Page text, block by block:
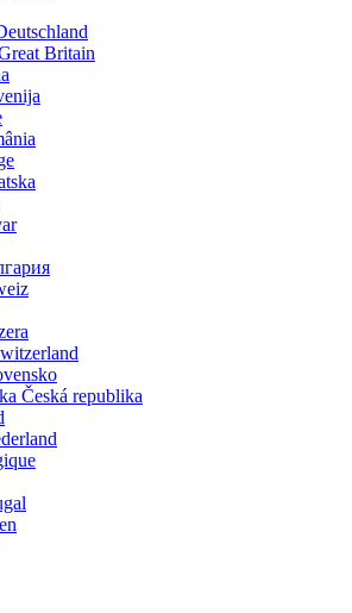
Britain
Česká republika